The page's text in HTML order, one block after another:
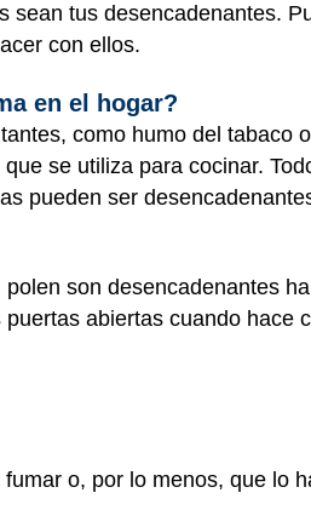
tus desencadenantes.
con ellos.
en el hogar?
como humo del tabaco
se utiliza para cocinar.
pueden ser
son desencadenantes
abiertas cuando hace
o, por lo menos, que lo